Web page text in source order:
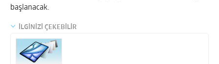
başlanacak.
İLGİNİZİ ÇEKEBİLİR